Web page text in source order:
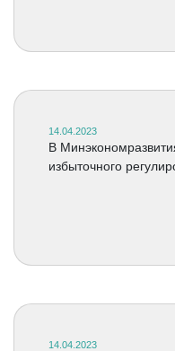
14.04.2023
В
избыточного
14.04.2023